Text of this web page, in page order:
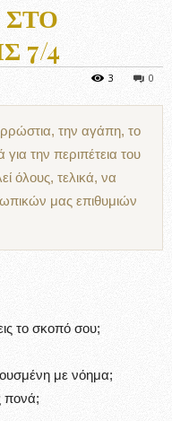
ΣΤΟ
7/4
0
3
την αγάπη, το
την περιπέτεια του
όλους, τελικά, να
μας επιθυμιών
το σκοπό σου;
με νόημα;
πονά;